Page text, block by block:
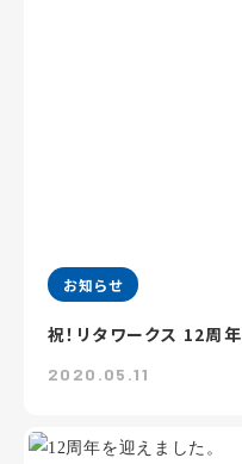
お知らせ
祝！リタワークス 12周年
2020.05.11